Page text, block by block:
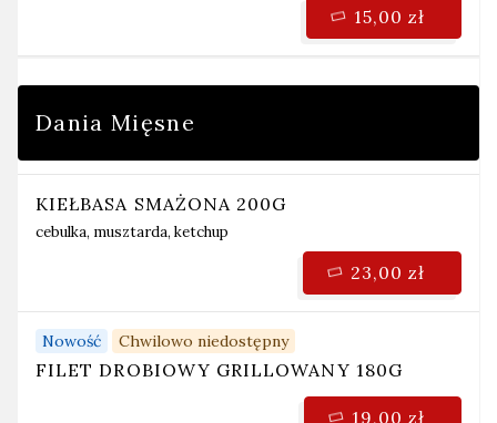
Dania Mięsne
KIEŁBASA SMAŻONA 200G
cebulka, musztarda, ketchup
Nowość Chwilowo niedostępny
FILET DROBIOWY GRILLOWANY 180G